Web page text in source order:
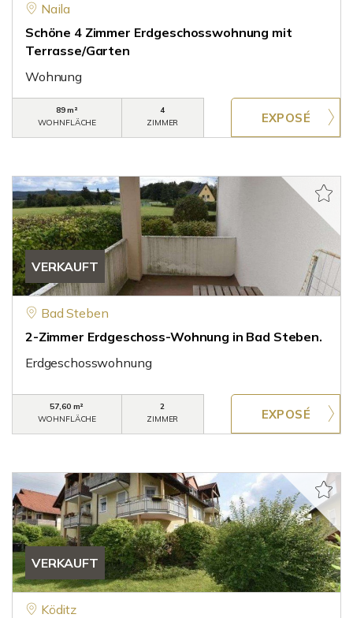
Naila
Schöne 4 Zimmer Erdgeschosswohnung mit
Terrasse/Garten
Wohnung
89 m²
WOHNFLÄCHE
4
ZIMMER
VERKAUFT
Bad Steben
2-Zimmer Erdgeschoss-Wohnung in Bad Steben.
Erdgeschosswohnung
57,60 m²
WOHNFLÄCHE
2
ZIMMER
VERKAUFT
Köditz